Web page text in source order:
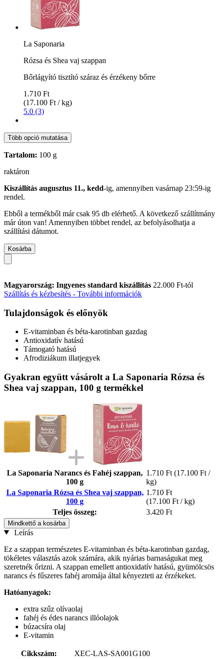
La Saponaria
Rózsa és Shea vaj szappan
Bőrlágyító tisztító száraz és érzékeny bőrre
1.710 Ft
(17.100 Ft / kg)
5.0 (3)
Több opció mutatása
Tartalom: 100 g
raktáron
Kiszállítás augusztus 11., kedd-ig, amennyiben vasárnap 23:59-ig
rendel.
Ebből a termékből már csak 95 db elérhető. A következő szállítmány
már úton van! Amennyiben többet rendel, az befolyásolhatja a
szállítási dátumot.
Kosárba
Magyarország: Ingyenes standard kiszállítás 22.000 Ft-tól
Szállítás és kézbesítés - További információk
Tulajdonságok és előnyök
E-vitaminban és béta-karotinban gazdag
Antioxidatív hatású
Támogató hatású
Afrodiziákum illatjegyek
Gyakran együtt vásárolt a La Saponaria Rózsa és
Shea vaj szappan, 100 g termékkel
La Saponaria Narancs és Fahéj szappan,
100 g
1.710 Ft (17.100 Ft /
kg)
La Saponaria Rózsa és Shea vaj szappan,
100 g
1.710 Ft
(17.100 Ft / kg)
Teljes összeg:
3.420 Ft
Mindkettő a kosárba
Leírás
Ez a szappan természetes E-vitaminban és béta-karotinban gazdag,
tökéletes választás azok számára, akik nyárias barnaságukat meg
szeretnék őrizni. A szappan emellett antioxidatív hatású, gyümölcsös
narancs és fűszeres fahéj aromája által kényezteti az érzékeket.
Hatóanyagok:
extra szűz olívaolaj
fahéj és édes narancs illóolajok
búzacsíra olaj
E-vitamin
Cikkszám:
XEC-LAS-SA001G100